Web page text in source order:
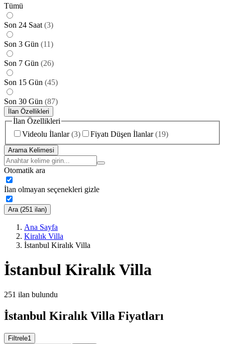
Tümü
Son 24 Saat (3)
Son 3 Gün (11)
Son 7 Gün (26)
Son 15 Gün (45)
Son 30 Gün (87)
İlan Özellikleri
İlan Özellikleri
Videolu İlanlar (3) Fiyatı Düşen İlanlar (19)
Arama Kelimesi
Otomatik ara
İlan olmayan seçenekleri gizle
Ara (251 ilan)
Ana Sayfa
Kiralık Villa
İstanbul Kiralık Villa
İstanbul Kiralık Villa
251 ilan bulundu
İstanbul Kiralık Villa Fiyatları
Filtrele1